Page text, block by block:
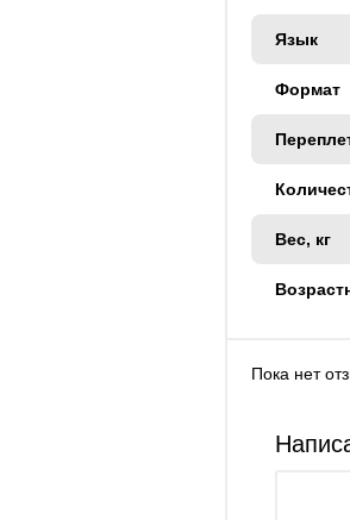
Язык
Формат
Вес, кг
Пока нет